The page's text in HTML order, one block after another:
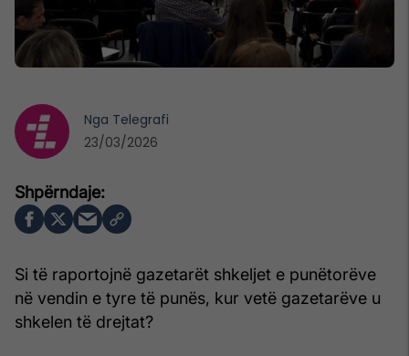
Si të raportojnë gazetarët shkeljet e punëtorëve
në vendin e tyre të punës, kur vetë gazetarëve u
shkelen të drejtat?
Nga Telegrafi
23/03/2026